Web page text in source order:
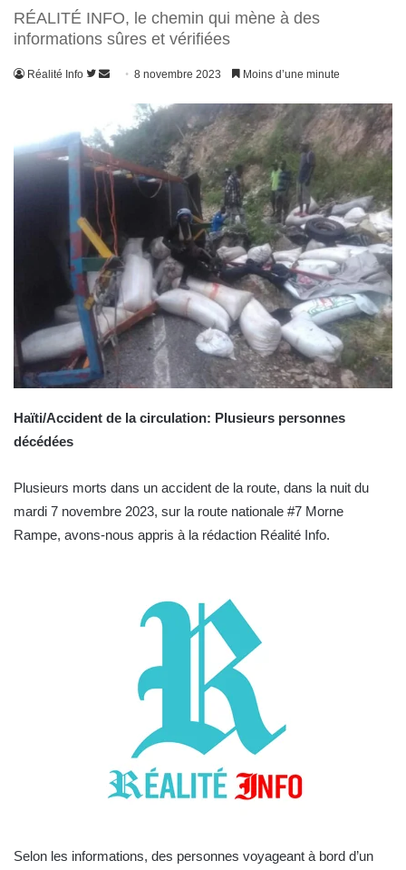
RÉALITÉ INFO, le chemin qui mène à des
informations sûres et vérifiées
Réalité Info
Suivre
Envoyer
courriel
8 novembre 2023 Moins d’une minute
Haïti/Accident de la circulation: Plusieurs personnes
décédées
Plusieurs morts dans un accident de la route, dans la nuit du
mardi 7 novembre 2023, sur la route nationale #7 Morne
Rampe, avons-nous appris à la rédaction Réalité Info.
Selon les informations, des personnes voyageant à bord d’un